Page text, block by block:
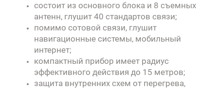
состоит из основного блока и 8 съемных
антенн, глушит 40 стандартов связи;
помимо сотовой связи, глушит
навигационные системы, мобильный
интернет;
компактный прибор имеет радиус
эффективного действия до 15 метров;
защита внутренних схем от перегрева,